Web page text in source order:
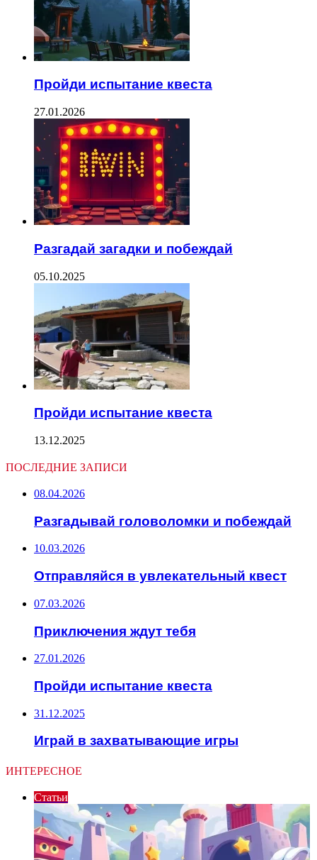
Пройди испытание квеста
27.01.2026
Разгадай загадки и побеждай
05.10.2025
Пройди испытание квеста
13.12.2025
ПОСЛЕДНИЕ ЗАПИСИ
08.04.2026
Разгадывай головоломки и побеждай
10.03.2026
Отправляйся в увлекательный квест
07.03.2026
Приключения ждут тебя
27.01.2026
Пройди испытание квеста
31.12.2025
Играй в захватывающие игры
ИНТЕРЕСНОЕ
Статьи